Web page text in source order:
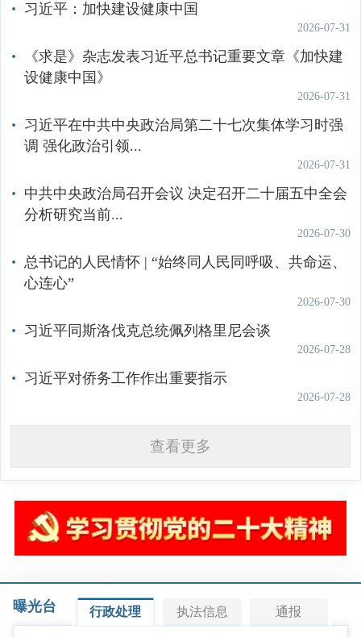
其他
全国空气吸收剂量率发布系统
辐射环境
习近平：加快建设健康中国
2026-07-31
《求是》杂志发表习近平总书记重要文章《加快建
设健康中国》
2026-07-31
习近平在中共中央政治局第二十七次集体学习时强
调 强化政治引领...
2026-07-31
中共中央政治局召开会议 决定召开二十届五中全会
分析研究当前...
2026-07-30
总书记的人民情怀 | “始终同人民同呼吸、共命运、
心连心”
2026-07-30
习近平同斯洛伐克总统佩列格里尼会谈
2026-07-28
习近平对侨务工作作出重要指示
2026-07-28
查看更多
曝光台 行政处理 执法信息 通报